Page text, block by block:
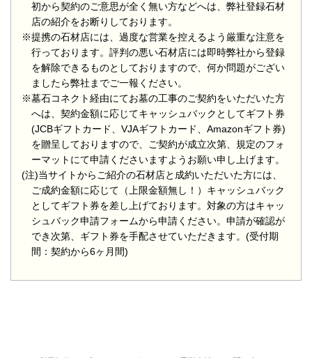
初から契約のご意思が全く無い方などへは、弊社登録石材
店の紹介をお断りしております。
※提携の石材店には、過度な営業を控えるよう厳重な注意を
行っております。評判の悪い石材店には即時弊社から登録
を解除できるものとしておりますので、何か問題がござい
ましたら弊社までご一報ください。
※墓石コネクト経由にてお墓の工事のご契約をいただいた方
へは、契約金額に応じてキャッシュバックとしてギフト券
(JCBギフトカード、VJAギフトカード、Amazonギフト券)
を贈呈しておりますので、ご契約が成立次第、規定のフォ
ーマットにて申請くださいますようお願い申し上げます。
(注)当サイトからご紹介の石材店と成約いただいた方には、
ご成約金額に応じて（上限金額無し！）キャッシュバック
としてギフト券を差し上げております。対象の方はキャッ
シュバック申請フォームから申請ください。申請が確認が
でき次第、ギフト券を手配させていただきます。(受付期
間：契約から6ヶ月間)